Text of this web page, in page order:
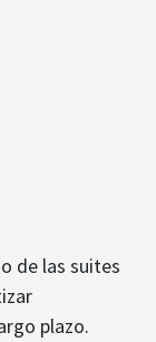
de las suites
plazo.